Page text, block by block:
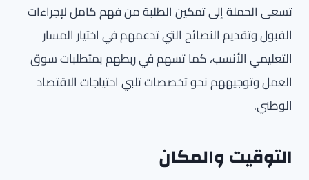
تسعى الحملة إلى تمكين الطلبة من فهم كامل لإجراءات
القبول وتقديم النصائح التي تدعمهم في اختيار المسار
التعليمي الأنسب، كما تسهم في ربطهم بمتطلبات سوق
العمل وتوجيههم نحو تخصصات تلبي احتياجات الاقتصاد
الوطني.
التوقيت والمكان